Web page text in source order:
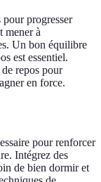
progresser
mener à
Un bon équilibre
est essentiel.
repos pour
en force.
pour renforcer
Intégrez des
de bien dormir et